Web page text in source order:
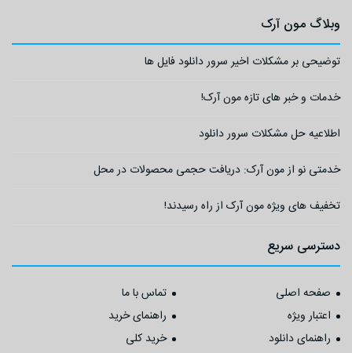
وبلاگ مون آرک
توضیحی بر مشکلات اخیر سرور دانلود فایل ها
خدمات و خبر های تازه مون آرک!
اطلاعیه حل مشکلات سرور دانلود
خدمتی نو از مون آرک: دریافت حجمی محصولات در محل
تخفیف های ویژه مون آرک از راه رسیدند!
دسترسی سریع
صفحه اصلی
تماس با ما
اعتبار ویژه
راهنمای خرید
راهنمای دانلود
خرید کلی